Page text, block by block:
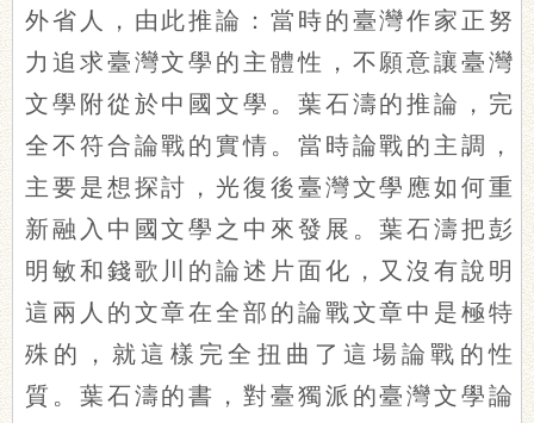
外省人，由此推論：當時的臺灣作家正努
力追求臺灣文學的主體性，不願意讓臺灣
文學附從於中國文學。葉石濤的推論，完
全不符合論戰的實情。當時論戰的主調，
主要是想探討，光復後臺灣文學應如何重
新融入中國文學之中來發展。葉石濤把彭
明敏和錢歌川的論述片面化，又沒有說明
這兩人的文章在全部的論戰文章中是極特
殊的，就這樣完全扭曲了這場論戰的性
質。葉石濤的書，對臺獨派的臺灣文學論